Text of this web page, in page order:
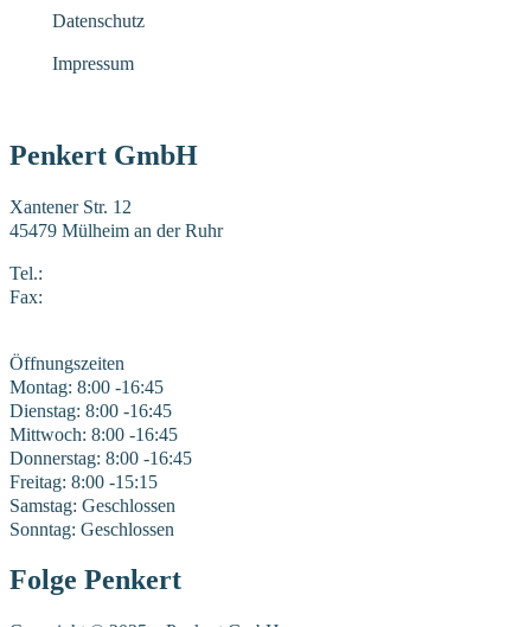
Datenschutz
Impressum
Penkert GmbH
Xantener Str. 12
45479 Mülheim an der Ruhr
Tel.:
Fax:
Öffnungszeiten
Montag: 8:00 -16:45
Dienstag: 8:00 -16:45
Mittwoch: 8:00 -16:45
Donnerstag: 8:00 -16:45
Freitag: 8:00 -15:15
Samstag: Geschlossen
Sonntag: Geschlossen
Folge Penkert